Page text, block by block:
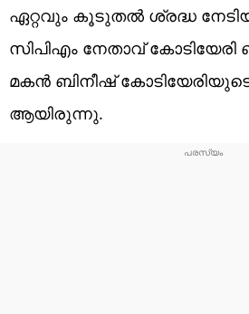
ഏറ്റവും കൂടുതൽ ശ്രദ്ധ
സിപിഎം നേതാവ് കോടിയേരി
മകൻ ബിനീഷ്
ആയിരുന്നു.